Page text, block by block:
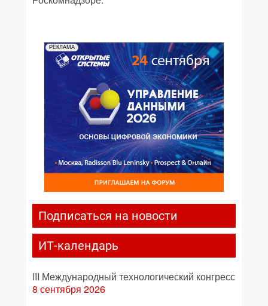
РЕКЛАМА
Подписаться на новости
ИТ-календарь
III Международный технологический конгресс
8 сентября 2026